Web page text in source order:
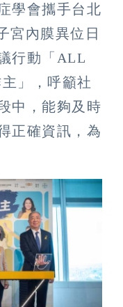
學會攜手台北
宮內膜異位日
行動「ALL
」，呼籲社
中，能夠及時
正確資訊，為